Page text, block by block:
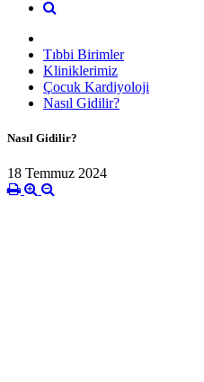
Tıbbi Birimler
Kliniklerimiz
Çocuk Kardiyoloji
Nasıl Gidilir?
Nasıl Gidilir?
18 Temmuz 2024